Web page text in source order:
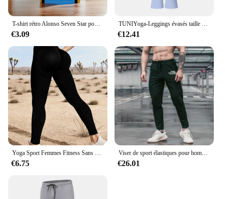
T-shirt rétro Alonso Seven Star pour hommes, col rond, manches courtes, course de rue en plein air, sports pour enfants, séchage rapide, été, 2024
€3.09
TUNIYoga-Leggings évasés taille haute pour femmes, pantalons de yoga, pantalons d'entraînement, pantalons de sport de course, contrôle des jambes larges
€12.41
Yoga Sport Femmes Fitness Sans Couture Leggings D'entraînement Mode Push Up Leggings Gym Femmes Pantalons
€6.75
Viser de sport élastiques pour hommes, pantalons de survêtement de jogging, leggings de poche FJZipper, entraînement en plein air, salle de sport, fitness, décontracté, été
€26.01